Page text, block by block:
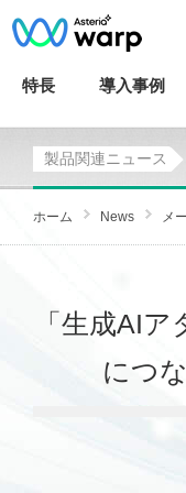
特長 導入事例
製品関連ニュース
ホーム News メ
「生成AI
につ